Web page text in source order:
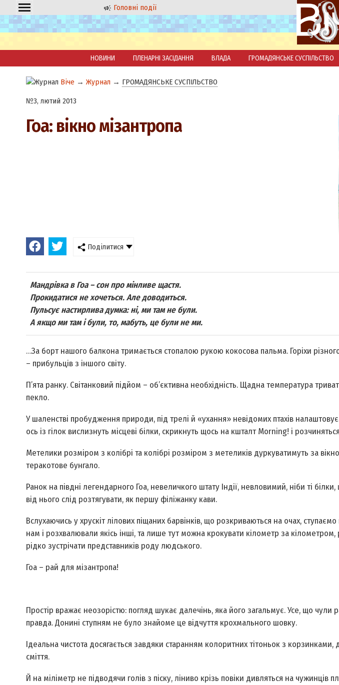
Головні події
НОВИНИ ПЛЕНАРНІ ЗАСІДАННЯ ВЛАДА ГРОМАДЯНСЬКЕ СУСПІЛЬСТВО
Віче → Журнал → ГРОМАДЯНСЬКЕ СУСПІЛЬСТВО
№3, лютий 2013
Гоа: вікно мізантропа
Поділитися
Мандрівка в Гоа – сон про мінливе щастя.
Прокидатися не хочеться. Але доводиться.
Пульсує настирлива думка: ні, ми там не були.
А якщо ми там і були, то, мабуть, це були не ми.
…За борт нашого балкона тримається стопалою рукою кокосова пальма. Горіхи
– прибульців з іншого світу.
П’ята ранку. Світанковий підйом – об’єктивна необхідність. Щадна температура
пекло.
У шаленстві пробудження природи, під трелі й «ухання» невідомих птахів
ось із гілок вислизнуть місцеві білки, скрикнуть щось на кшталт Morning! і
Метелики розміром з колібрі та колібрі розміром з метеликів дуркуватимуть за
теракотове бунгало.
Ранок на півдні легендарного Гоа, невеличкого штату Індії, невловимий, ніби ті
від нього слід розтягувати, як першу філіжанку кави.
Вслухаючись у хрускіт лілових піщаних барвінків, що розкриваються на очах,
нам і розхвалювали якісь інші, та лише тут можна крокувати кілометр за кілометром,
рідко зустрічати представників роду людського.
Гоа – рай для мізантропа!
Простір вражає неозорістю: погляд шукає далечінь, яка його загальмує. Усе, що чули
правда. Донині ступням не було знайоме це відчуття крохмального шовку.
Ідеальна чистота досягається завдяки старанням колоритних тітоньок з корзинками,
сміття.
Й на міліметр не підводячи голів з піску, ліниво крізь повіки дивляться на чужинців